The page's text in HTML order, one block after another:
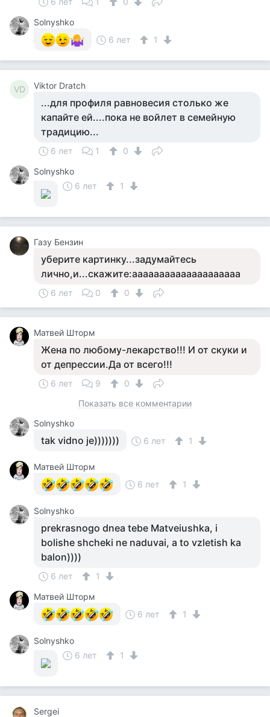
Solnyshko
6 лет
1
VD Viktor Dratch
...для профиля равновесия столько же
капайте ей....пока не войлет в семейную
традицию...
6 лет 1
0
Solnyshko
6 лет
1
Газу Бензин
уберите картинку...задумайтесь
лично,и...скажите:аааааааааааааааааааа
6 лет 0 0
Матвей Шторм
Жена по любому-лекарство!!! И от скуки и
от депрессии.Да от всего!!!
6 лет 9
0
Показать все комментарии
Solnyshko
tak vidno je))))))) 6 лет 1
Матвей Шторм
6 лет
1
Solnyshko
prekrasnogo dnea tebe Matveiushka, i
bolishe shcheki ne naduvai, a to vzletish ka
balon))))
6 лет
1
Матвей Шторм
6 лет
1
Solnyshko
6 лет
1
Sergei